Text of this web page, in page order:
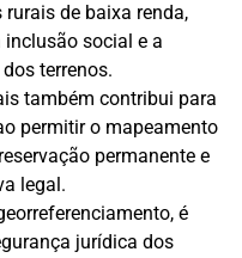
de baixa renda,
social e a
terrenos.
também contribui para
permitir o mapeamento
permanente e
legal.
é
jurídica dos